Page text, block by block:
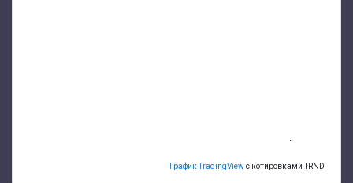
График TradingViewс котировками TRND